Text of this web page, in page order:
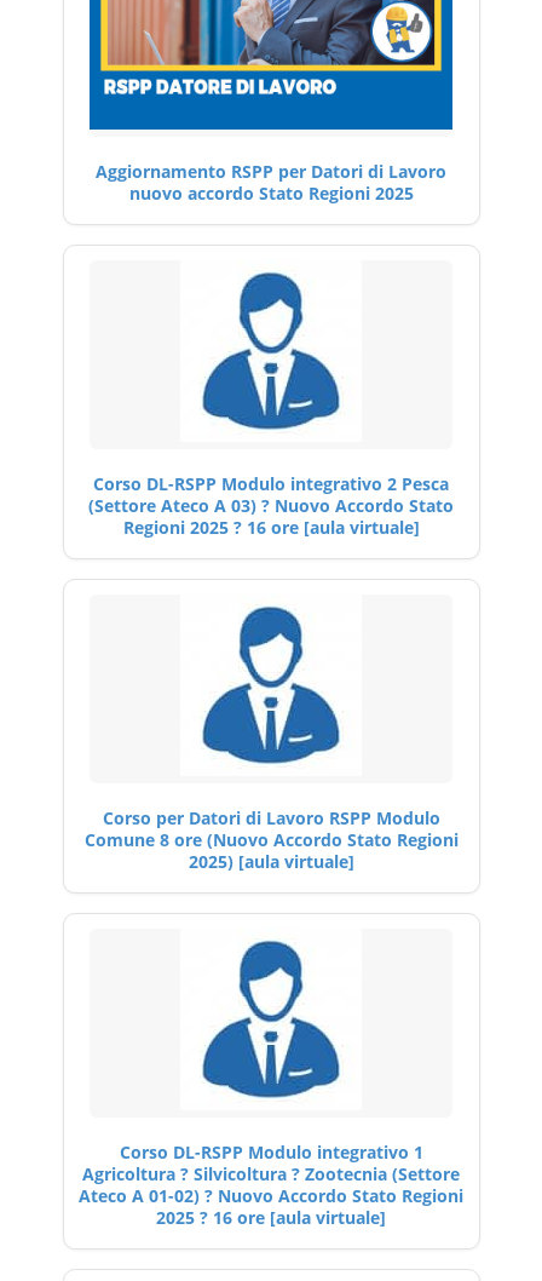
Aggiornamento RSPP per Datori di Lavoro
nuovo accordo Stato Regioni 2025
Corso DL-RSPP Modulo integrativo 2 Pesca
(Settore Ateco A 03) ? Nuovo Accordo Stato
Regioni 2025 ? 16 ore [aula virtuale]
Corso per Datori di Lavoro RSPP Modulo
Comune 8 ore (Nuovo Accordo Stato Regioni
2025) [aula virtuale]
Corso DL-RSPP Modulo integrativo 1
Agricoltura ? Silvicoltura ? Zootecnia (Settore
Ateco A 01-02) ? Nuovo Accordo Stato Regioni
2025 ? 16 ore [aula virtuale]